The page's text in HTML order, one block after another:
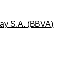
S.A. (BBVA)